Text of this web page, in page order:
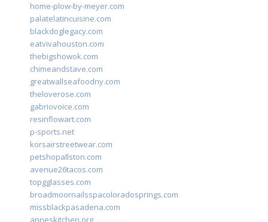
home-plow-by-meyer.com
palatelatincuisine.com
blackdoglegacy.com
eatvivahouston.com
thebigshowok.com
chimeandstave.com
greatwallseafoodny.com
theloverose.com
gabriovoice.com
resinflowart.com
p-sports.net
korsairstreetwear.com
petshopallston.com
avenue26tacos.com
topgglasses.com
broadmoornailsspacoloradosprings.com
missblackpasadena.com
anneskitchen.org